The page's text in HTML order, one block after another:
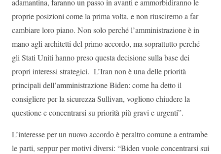
adamantina, faranno un passo in avanti e ammorbidiranno le
proprie posizioni come la prima volta, e non riusciremo a far
cambiare loro piano. Non solo perché l’amministrazione è in
mano agli architetti del primo accordo, ma soprattutto perché
gli Stati Uniti hanno preso questa decisione sulla base dei
propri interessi strategici. L’Iran non è una delle priorità
principali dell’amministrazione Biden: come ha detto il
consigliere per la sicurezza Sullivan, vogliono chiudere la
questione e concentrarsi su priorità più gravi e urgenti”.
L’interesse per un nuovo accordo è peraltro comune a entrambe
le parti, seppur per motivi diversi: “Biden vuole concentrarsi sui